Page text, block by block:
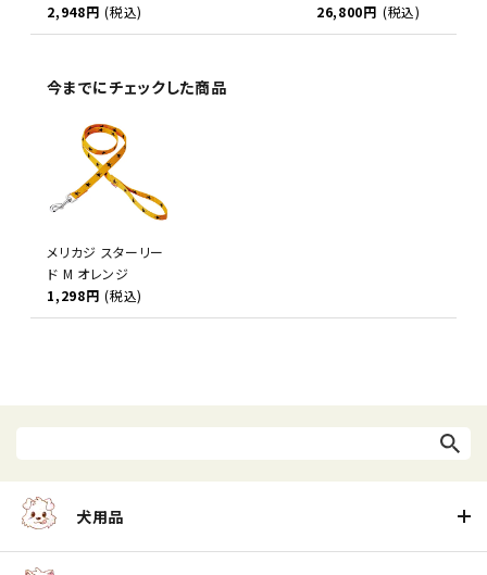
2,948円 (税込)
26,800円 (税込)
今までにチェックした商品
メリカジ スターリー
ド M オレンジ
1,298円 (税込)
犬用品